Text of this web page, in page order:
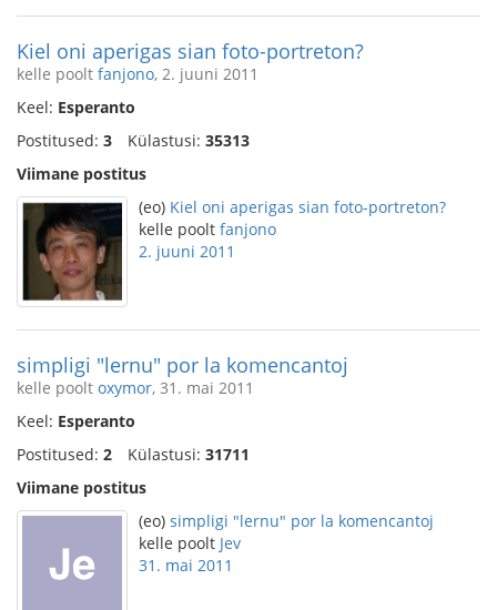
Kiel oni aperigas sian foto-portreton?
kelle poolt fanjono, 2. juuni 2011
Keel: Esperanto
Postitused: 3 Külastusi: 35313
Viimane postitus
(eo) Kiel oni aperigas sian foto-portreton?
kelle poolt fanjono
2. juuni 2011
simpligi "lernu" por la komencantoj
kelle poolt oxymor, 31. mai 2011
Keel: Esperanto
Postitused: 2 Külastusi: 31711
Viimane postitus
(eo) simpligi "lernu" por la komencantoj
kelle poolt Jev
31. mai 2011